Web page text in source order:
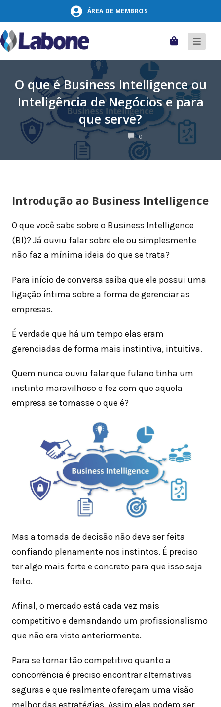
conteúdo
ÁREA DE MEMBROS
Carrinho
O que é Business Intelligence ou
Inteligência de Negócios e para
que serve?
0 COMENTÁRIOS
Introdução ao Business Intelligence
O que você sabe sobre o Business Intelligence
(BI)? Já ouviu falar sobre ele ou simplesmente
não faz a mínima ideia do que se trata?
Para início de conversa saiba que ele possui uma
ligação íntima sobre a forma de gerenciar as
empresas.
É verdade que há um tempo elas eram
gerenciadas de forma mais instintiva, intuitiva.
Quem nunca ouviu falar que fulano tinha um
instinto maravilhoso e fez com que aquela
empresa se tornasse o que é?
Mas a tomada de decisão não deve ser feita
confiando plenamente nos instintos. É preciso
ter algo mais forte e concreto para que isso seja
feito.
Afinal, o mercado está cada vez mais
competitivo e demandando um profissionalismo
que não era visto anteriormente.
Para se tornar tão competitivo quanto a
concorrência é preciso encontrar alternativas
seguras e que realmente ofereçam uma visão
melhor das estratégias. Assim elas podem ser